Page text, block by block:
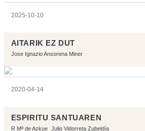
2025-10-10
AITARIK EZ DUT
Jose Ignazio Ansorena Miner
2020-04-14
ESPIRITU SANTUAREN
R Mª de Azkue Julio Vidorreta Zubeldía